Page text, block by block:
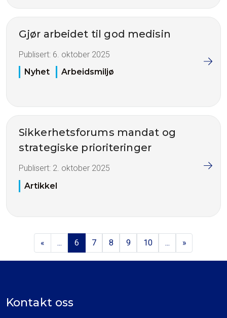
Gjør arbeidet til god medisin
Publisert: 6. oktober 2025
Nyhet
Arbeidsmiljø
Sikkerhetsforums mandat og
strategiske prioriteringer
Publisert: 2. oktober 2025
Artikkel
« ... 6 7 8 9 10 ... »
Kontakt oss